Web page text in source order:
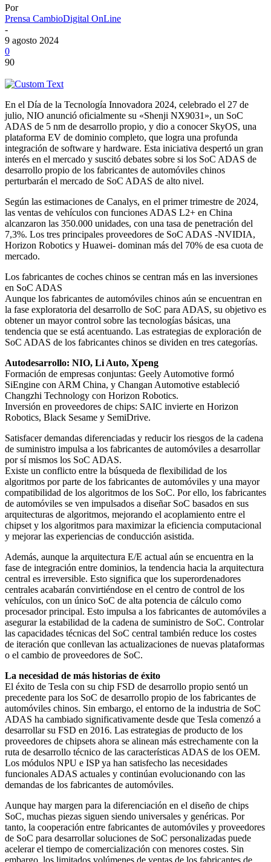
Por
Prensa CambioDigital OnLine
-
9 agosto 2024
0
90
En el Día de la Tecnología Innovadora 2024, celebrado el 27 de
julio, NIO anunció oficialmente su «Shenji NX9031», un SoC
ADAS de 5 nm de desarrollo propio, y dio a conocer SkyOS, una
plataforma EV de dominio completo, que logra una profunda
integración de software y hardware. Esta iniciativa despertó un gran
interés en el mercado y suscitó debates sobre si los SoC ADAS de
desarrollo propio de los fabricantes de automóviles chinos
perturbarán el mercado de SoC ADAS de alto nivel.
Según las estimaciones de Canalys, en el primer trimestre de 2024,
las ventas de vehículos con funciones ADAS L2+ en China
alcanzaron las 350.000 unidades, con una tasa de penetración del
7,3%. Los tres principales proveedores de SoC ADAS -NVIDIA,
Horizon Robotics y Huawei- dominan más del 70% de esa cuota de
mercado.
Los fabricantes de coches chinos se centran más en las inversiones
en SoC ADAS
Aunque los fabricantes de automóviles chinos aún se encuentran en
la fase exploratoria del desarrollo de SoC para ADAS, su objetivo es
obtener un mayor control sobre las tecnologías básicas, una
tendencia que se está acentuando. Las estrategias de exploración de
SoC ADAS de los fabricantes chinos se dividen en tres categorías.
Autodesarrollo: NIO, Li Auto, Xpeng
Formación de empresas conjuntas: Geely Automotive formó
SiEngine con ARM China, y Changan Automotive estableció
Changzhi Technology con Horizon Robotics.
Inversión en proveedores de chips: SAIC invierte en Horizon
Robotics, Black Sesame y SemiDrive.
Satisfacer demandas diferenciadas y reducir los riesgos de la cadena
de suministro impulsa a los fabricantes de automóviles a desarrollar
por sí mismos los SoC ADAS.
Existe un conflicto entre la búsqueda de flexibilidad de los
algoritmos por parte de los fabricantes de automóviles y una mayor
compatibilidad de los algoritmos de los SoC. Por ello, los fabricantes
de automóviles se ven impulsados a diseñar SoC basados en sus
arquitecturas de algoritmos, mejorando el acoplamiento entre el
chipset y los algoritmos para maximizar la eficiencia computacional
y mejorar las experiencias de conducción asistida.
Además, aunque la arquitectura E/E actual aún se encuentra en la
fase de integración entre dominios, la tendencia hacia la arquitectura
central es irreversible. Esto significa que los superordenadores
centrales acabarán convirtiéndose en el centro de control de los
vehículos, con un único SoC de alta potencia de cálculo como
procesador principal. Esto impulsa a los fabricantes de automóviles a
asegurar la estabilidad de la cadena de suministro de SoC. Controlar
las capacidades técnicas del SoC central también reduce los costes
de iteración que conllevan las actualizaciones de nuevas plataformas
o el cambio de proveedores de SoC.
La necesidad de más historias de éxito
El éxito de Tesla con su chip FSD de desarrollo propio sentó un
precedente para los SoC de desarrollo propio de los fabricantes de
automóviles chinos. Sin embargo, el entorno de la industria de SoC
ADAS ha cambiado significativamente desde que Tesla comenzó a
desarrollar su FSD en 2016. Las estrategias de producto de los
proveedores de chipsets ahora se alinean más estrechamente con la
ruta de desarrollo técnico de las características ADAS de los OEM.
Los módulos NPU e ISP ya han satisfecho las necesidades
funcionales ADAS actuales y continúan evolucionando con las
demandas de los fabricantes de automóviles.
Aunque hay margen para la diferenciación en el diseño de chips
SoC, muchas piezas siguen siendo universales y genéricas. Por
tanto, la cooperación entre fabricantes de automóviles y proveedores
de SoC para desarrollar soluciones de SoC personalizadas puede
acelerar el tiempo de comercialización con menores costes. Sin
embargo, los limitados volúmenes de ventas de los fabricantes de